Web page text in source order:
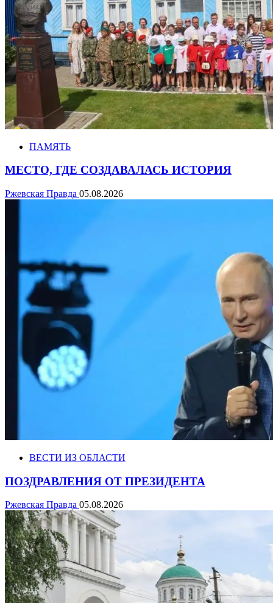
ПАМЯТЬ
МЕСТО, ГДЕ СОЗДАВАЛАСЬ ИСТОРИЯ
Ржевская Правда 05.08.2026
ВЕСТИ ИЗ ОБЛАСТИ
ПОЗДРАВЛЕНИЯ ОТ ПРЕЗИДЕНТА
Ржевская Правда 05.08.2026